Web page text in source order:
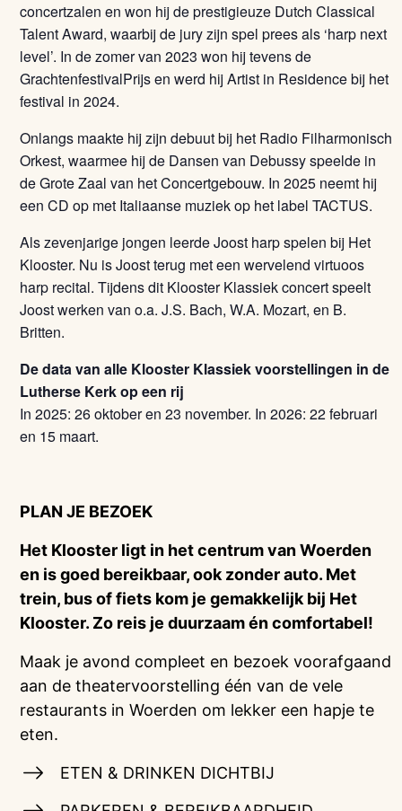
concertzalen en won hij de prestigieuze Dutch Classical
Talent Award, waarbij de jury zijn spel prees als ‘harp next
level’. In de zomer van 2023 won hij tevens de
GrachtenfestivalPrijs en werd hij Artist in Residence bij het
festival in 2024.
Onlangs maakte hij zijn debuut bij het Radio Filharmonisch
Orkest, waarmee hij de Dansen van Debussy speelde in
de Grote Zaal van het Concertgebouw. In 2025 neemt hij
een CD op met Italiaanse muziek op het label TACTUS.
Als zevenjarige jongen leerde Joost harp spelen bij Het
Klooster. Nu is Joost terug met een wervelend virtuoos
harp recital. Tijdens dit Klooster Klassiek concert speelt
Joost werken van o.a. J.S. Bach, W.A. Mozart, en B.
Britten.
De data van alle Klooster Klassiek voorstellingen in de
Lutherse Kerk op een rij
In 2025: 26 oktober en 23 november. In 2026: 22 februari
en 15 maart.
PLAN JE BEZOEK
Het Klooster ligt in het centrum van Woerden
en is goed bereikbaar, ook zonder auto. Met
trein, bus of fiets kom je gemakkelijk bij Het
Klooster. Zo reis je duurzaam én comfortabel!
Maak je avond compleet en bezoek voorafgaand
aan de theatervoorstelling één van de vele
restaurants in Woerden om lekker een hapje te
eten.
ETEN & DRINKEN DICHTBIJ